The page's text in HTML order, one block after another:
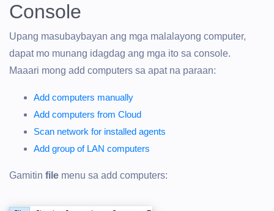
Console
Upang masubaybayan ang mga malalayong computer,
dapat mo munang idagdag ang mga ito sa console.
Maaari mong add computers sa apat na paraan:
Add computers manually
Add computers from Cloud
Scan network for installed agents
Add group of LAN computers
Gamitin file menu sa add computers: